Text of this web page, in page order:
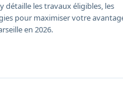
détaille les travaux éligibles, les
pour maximiser votre
en 2026.